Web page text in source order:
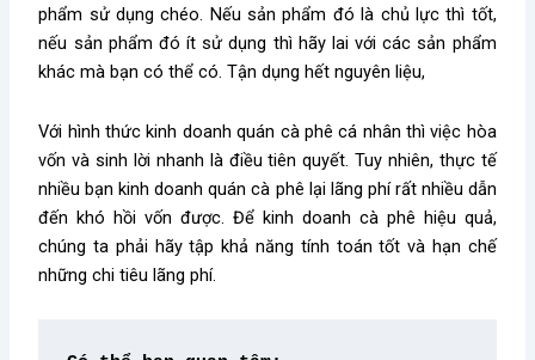
phẩm sử dụng chéo. Nếu sản phẩm đó là chủ lực thì tốt,
nếu sản phẩm đó ít sử dụng thì hãy lai với các sản phẩm
khác mà bạn có thể có. Tận dụng hết nguyên liệu,
Với hình thức kinh doanh quán cà phê cá nhân thì việc hòa
vốn và sinh lời nhanh là điều tiên quyết. Tuy nhiên, thực tế
nhiều bạn kinh doanh quán cà phê lại lãng phí rất nhiều dẫn
đến khó hồi vốn được. Để kinh doanh cà phê hiệu quả,
chúng ta phải hãy tập khả năng tính toán tốt và hạn chế
những chi tiêu lãng phí.